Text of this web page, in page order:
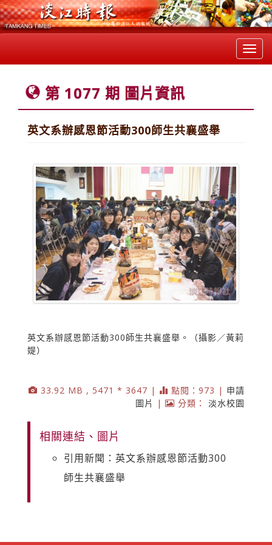
第 1077 期 圖片資訊
英文系辦感恩節活動300師生共襄盛舉
英文系辦感恩節活動300師生共襄盛舉。（攝影／黃莉
媞）
33.92 MB , 5471 * 3647 | 點閱：973 | 申請
圖片
| 分類： 淡水校園
相關連結、圖片
引用新聞：英文系辦感恩節活動300
師生共襄盛舉